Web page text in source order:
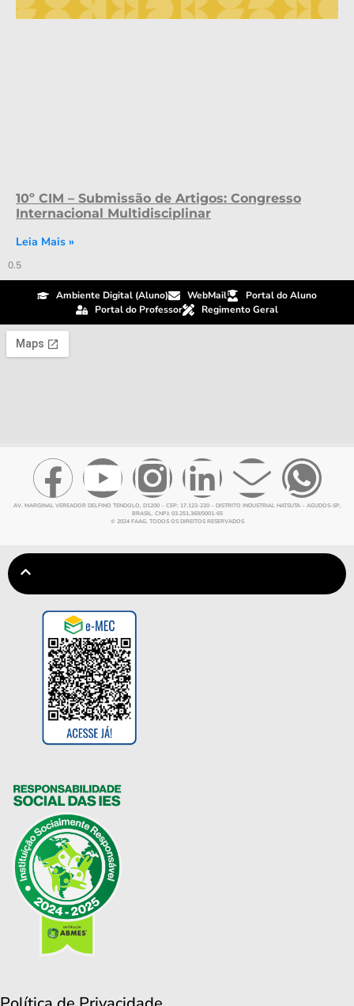
10º CIM – Submissão de Artigos: Congresso
Internacional Multidisciplinar
Leia Mais »
Ambiente Digital (Aluno) WebMail
Portal do Aluno
Portal do Professor
Regimento Geral
AV. MARGINAL VEREADOR DELFINO TENDOLO, D1200 – CEP: 17.123-220 – DISTRITO INDUSTRIAL HATSUTA – AGUDOS-SP,
BRASIL. CNPJ: 03.251.369/0001-65
© 2024 FAAG. TODOS OS DIREITOS RESERVADOS